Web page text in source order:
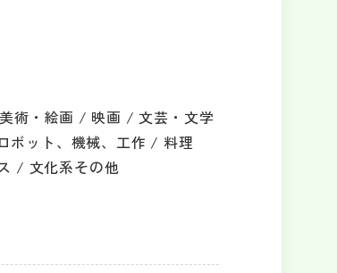
術・絵画 / 映画 / 文芸・文学
ット、機械、工作 / 料理
/ 文化系その他